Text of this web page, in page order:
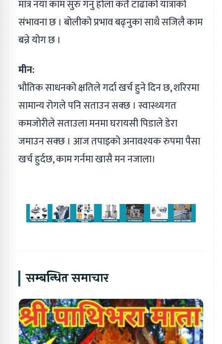
मात्र नया काम सुरु गनु होला कतै टाढाको यात्राको
संभावना छ । बोलीको प्रभाव बढ्नुका साथै सजिलै काम
बन्ने योग छ ।
मीन:
भौतिक साधनको क्षतिले गर्दा खर्च हुने दिन छ, शरिरमा
सामान्य रोगले पनि सताउन सक्छ । स्वास्थ्यगत
कमजोरीले सताउला मनमा घरायसी पिडाले डेरा
जमाउन सक्छ । आज तपाइको अनावश्यक रुपमा पैसा
खर्च हुर्दछ, काम गर्नमा खासै मन नजाला।
सम्बन्धित समाचार